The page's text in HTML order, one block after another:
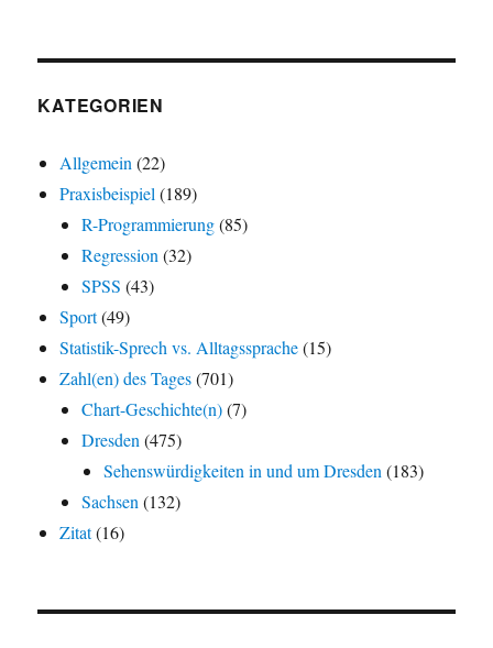
KATEGORIEN
Allgemein (22)
Praxisbeispiel (189)
R-Programmierung(85)
Regression (32)
SPSS (43)
Sport(49)
Statistik-Sprech vs. Alltagssprache(15)
Zahl(en) des Tages(701)
Chart-Geschichte(n)(7)
Dresden (475)
Sehenswürdigkeiten in und um Dresden (183)
Sachsen (132)
Zitat(16)